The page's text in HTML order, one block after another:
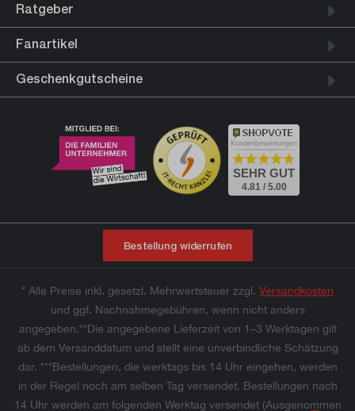
Ratgeber
Fanartikel
Geschenkgutscheine
Kundenbewertungen
SEHR GUT
4.81 / 5.00
Bestellung widerrufen
* Alle Preise inkl. gesetzl. Mehrwertsteuer zzgl. Versandkosten
und ggf. Nachnahmegebühren, wenn nicht anders
angegeben.**Die angegebene Lieferzeit von 1–3 Werktagen gilt
ab dem Versanddatum und stellt eine unverbindliche Schätzung
dar. ***Bestellungen, die werktags bis 14 Uhr eingehen, werden
in der Regel noch am selben Tag versendet. Bestellungen nach
14 Uhr werden am folgenden Werktag versendet (Ausgenommen